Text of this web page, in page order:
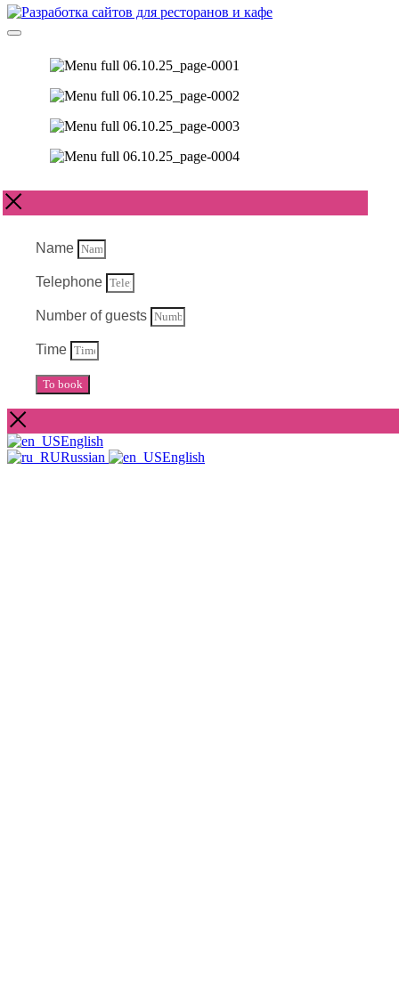
Name
Telephone
Number of guests
Time
To book
English
Russian
English